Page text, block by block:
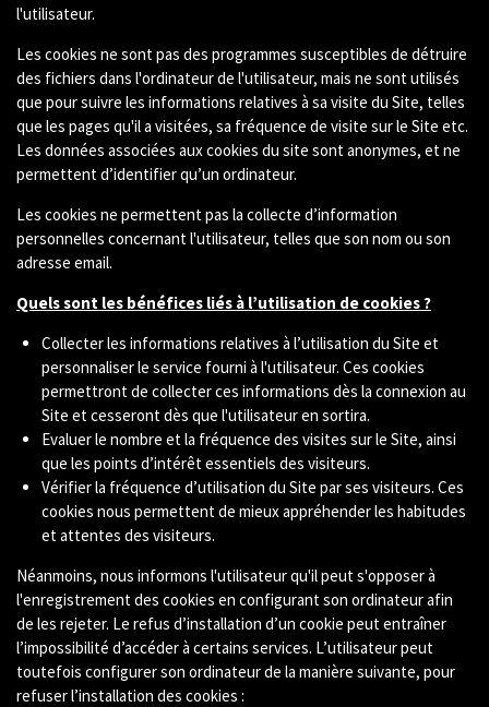
l'utilisateur.
Les cookies ne sont pas des programmes susceptibles de détruire
des fichiers dans l'ordinateur de l'utilisateur, mais ne sont utilisés
que pour suivre les informations relatives à sa visite du Site, telles
que les pages qu'il a visitées, sa fréquence de visite sur le Site etc.
Les données associées aux cookies du site sont anonymes, et ne
permettent d’identifier qu’un ordinateur.
Les cookies ne permettent pas la collecte d’information
personnelles concernant l'utilisateur, telles que son nom ou son
adresse email.
Quels sont les bénéfices liés à l’utilisation de cookies ?
Collecter les informations relatives à l’utilisation du Site et
personnaliser le service fourni à l'utilisateur. Ces cookies
permettront de collecter ces informations dès la connexion au
Site et cesseront dès que l'utilisateur en sortira.
Evaluer le nombre et la fréquence des visites sur le Site, ainsi
que les points d’intérêt essentiels des visiteurs.
Vérifier la fréquence d’utilisation du Site par ses visiteurs. Ces
cookies nous permettent de mieux appréhender les habitudes
et attentes des visiteurs.
Néanmoins, nous informons l'utilisateur qu'il peut s'opposer à
l'enregistrement des cookies en configurant son ordinateur afin
de les rejeter. Le refus d’installation d’un cookie peut entraîner
l’impossibilité d’accéder à certains services. L’utilisateur peut
toutefois configurer son ordinateur de la manière suivante, pour
refuser l’installation des cookies :